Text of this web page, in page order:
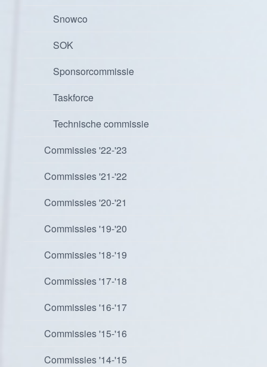
Snowco
SOK
Sponsorcommissie
Taskforce
Technische commissie
Commissies '22-'23
Commissies '21-'22
Commissies '20-'21
Commissies '19-'20
Commissies '18-'19
Commissies '17-'18
Commissies '16-'17
Commissies '15-'16
Commissies '14-'15